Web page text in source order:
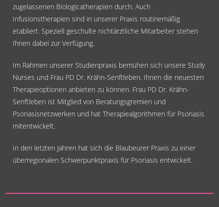
zugelassenen Biologicatherapien durch. Auch
Infusionstherapien sind in unserer Praxis routinemäßig
etabliert. Speziell geschulte nichtärztliche Mitarbeiter stehen
Ihnen dabei zur Verfügung.
Im Rahmen unserer Studienpraxis bemühen sich unsere Study
Nurses und Frau PD Dr. Krähn-Senftleben, Ihnen die neuesten
Therapieoptionen anbieten zu können. Frau PD Dr. Krähn-
Senftleben ist Mitglied von Beratungsgremien und
Psoriasisnetzwerken und hat Therapiealgorithmen für Psoriasis
mitentwickelt.
In den letzten Jahren hat sich die Blaubeurer Praxis zu einer
überregionalen Schwerpunktpraxis für Psoriasis entwickelt.